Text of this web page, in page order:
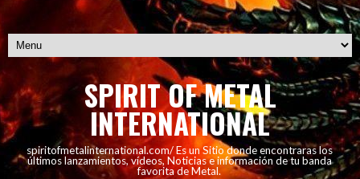
SPIRIT OF METAL
INTERNATIONAL
spiritofmetalinternational.com/ Es un Sitio donde encontraras los
últimos lanzamientos, vídeos, Noticias e información de tu banda
favorita de Metal.